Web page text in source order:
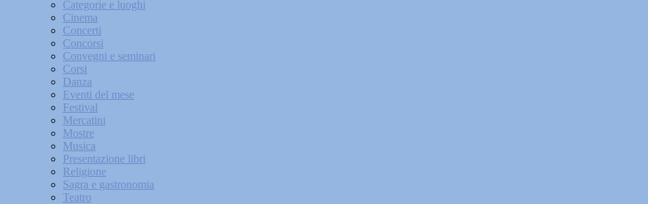
Categorie e luoghi
Cinema
Concerti
Concorsi
Convegni e seminari
Corsi
Danza
Eventi del mese
Festival
Mercatini
Mostre
Musica
Presentazione libri
Religione
Sagra e gastronomia
Teatro